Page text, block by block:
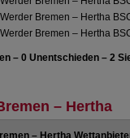
Bremen – Hertha
Bremen – Hertha
– 0 Unentschieden – 2
– Hertha
– Hertha